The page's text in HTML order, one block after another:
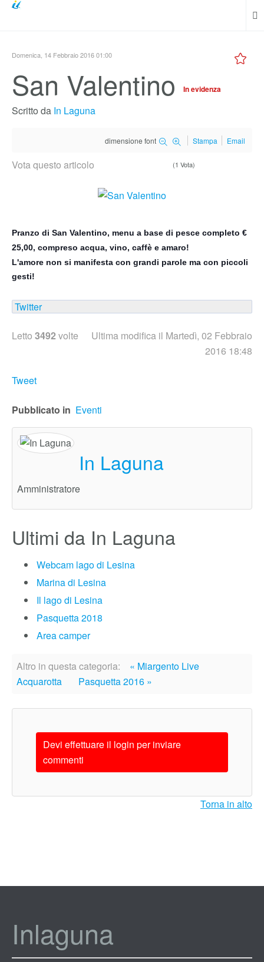
Domenica, 14 Febbraio 2016 01:00
San Valentino In evidenza
Scritto da In Laguna
dimensione font Stampa Email
Vota questo articolo (1 Vota)
Pranzo di San Valentino, menu a base di pesce completo €
25,00, compreso acqua, vino, caffè e amaro!
L'amore non si manifesta con grandi parole ma con piccoli
gesti!
Twitter
Letto 3492 volte
Ultima modifica il Martedì, 02 Febbraio
2016 18:48
Tweet
Pubblicato in Eventi
In Laguna
Amministratore
Ultimi da In Laguna
Webcam lago di Lesina
Marina di Lesina
Il lago di Lesina
Pasquetta 2018
Area camper
Altro in questa categoria:
« Miargento Live
Acquarotta
Pasquetta 2016 »
Devi effettuare il login per inviare
commenti
Torna in alto
Inlaguna